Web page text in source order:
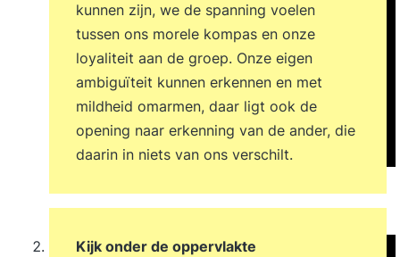
kunnen zijn, we de spanning voelen
tussen ons morele kompas en onze
loyaliteit aan de groep. Onze eigen
ambiguïteit kunnen erkennen en met
mildheid omarmen, daar ligt ook de
opening naar erkenning van de ander, die
daarin in niets van ons verschilt.
Kijk onder de oppervlakte